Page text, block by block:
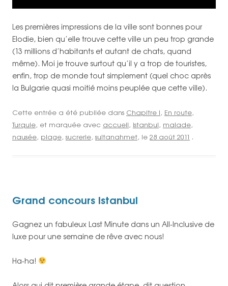
Les premières impressions de la ville sont bonnes pour
Elodie, bien qu’elle trouve cette ville un peu trop grande
(13 millions d’habitants et autant de chats, quand
même). Moi je trouve surtout qu’il y a trop de touristes,
enfin, trop de monde tout simplement (quel choc après
la Bulgarie quasi moitié moins peuplée que cette ville).
Cette entrée a été publiée dans Chapitre I, En route,
Turquie, et marquée avec accueil, istanbul, malade,
nausée, plage, sucrerie, sultanahmet, le 28 août 2011 .
Grand concours Istanbul
Gagnez un fabuleux Last Minute dans un All-Inclusive de
luxe pour une semaine de rêve avec nous!
Ha-ha!